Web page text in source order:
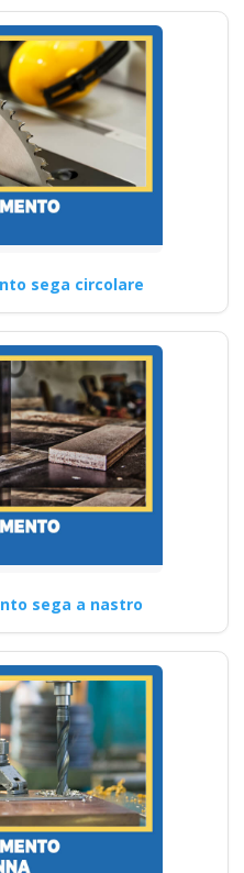
sega circolare
sega a nastro